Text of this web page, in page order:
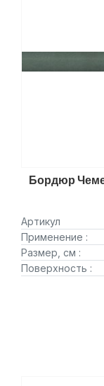
Бордюр
Артикул
Применение :
Размер, см :
Поверхность :